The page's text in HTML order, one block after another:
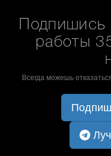
Подпишись
работы
Всегда можешь